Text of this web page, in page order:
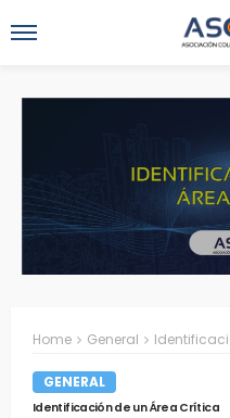
Home General
GENERAL
Identificación de un Área Crítica